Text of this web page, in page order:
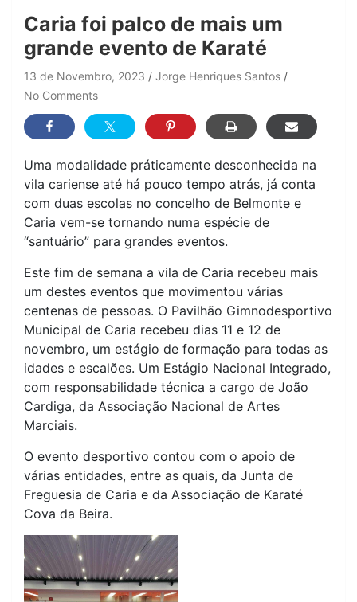
Caria foi palco de mais um
grande evento de Karaté
13 de Novembro, 2023
Jorge Henriques Santos
No Comments
Uma modalidade práticamente desconhecida na
vila cariense até há pouco tempo atrás, já conta
com duas escolas no concelho de Belmonte e
Caria vem-se tornando numa espécie de
“santuário” para grandes eventos.
Este fim de semana a vila de Caria recebeu mais
um destes eventos que movimentou várias
centenas de pessoas. O Pavilhão Gimnodesportivo
Municipal de Caria recebeu dias 11 e 12 de
novembro, um estágio de formação para todas as
idades e escalões. Um Estágio Nacional Integrado,
com responsabilidade técnica a cargo de João
Cardiga, da Associação Nacional de Artes
Marciais.
O evento desportivo contou com o apoio de
várias entidades, entre as quais, da Junta de
Freguesia de Caria e da Associação de Karaté
Cova da Beira.